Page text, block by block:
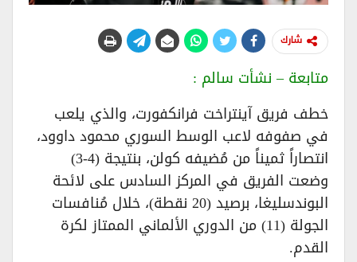
شارك
متابعة – نشأت سالم :
خطف فريق آينتراخت فرانكفورت، والذي يلعب
في صفوفه لاعب الوسط السوري محمود داوود،
انتصاراً ثميناً من مُضيفه كولن، بنتيجة (4-3)
وضعت الفريق في المركز السادس على لائحة
البوندسليغا، برصيد (20 نقطة)، خلال مُنافسات
الجولة (11) من الدوري الألماني الممتاز لكرة
القدم.